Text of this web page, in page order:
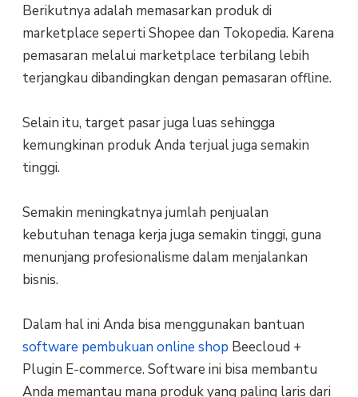
Berikutnya adalah memasarkan produk di
marketplace seperti Shopee dan Tokopedia. Karena
pemasaran melalui marketplace terbilang lebih
terjangkau dibandingkan dengan pemasaran offline.
Selain itu, target pasar juga luas sehingga
kemungkinan produk Anda terjual juga semakin
tinggi.
Semakin meningkatnya jumlah penjualan
kebutuhan tenaga kerja juga semakin tinggi, guna
menunjang profesionalisme dalam menjalankan
bisnis.
Dalam hal ini Anda bisa menggunakan bantuan
software pembukuan online shop Beecloud +
Plugin E-commerce. Software ini bisa membantu
Anda memantau mana produk yang paling laris dari